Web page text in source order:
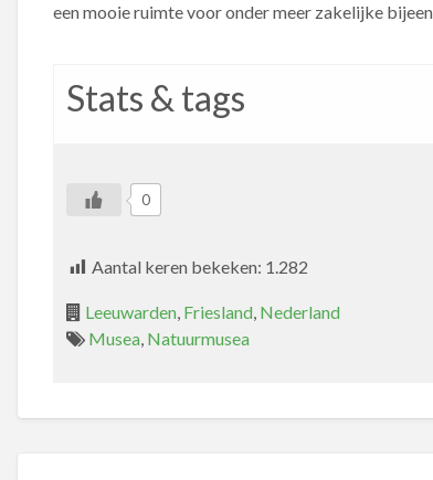
een mooie ruimte voor onder meer zakelijke
Stats & tags
0
Aantal keren bekeken: 1.282
Leeuwarden Friesland Nederland
Musea Natuurmusea